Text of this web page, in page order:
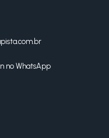
no WhatsApp